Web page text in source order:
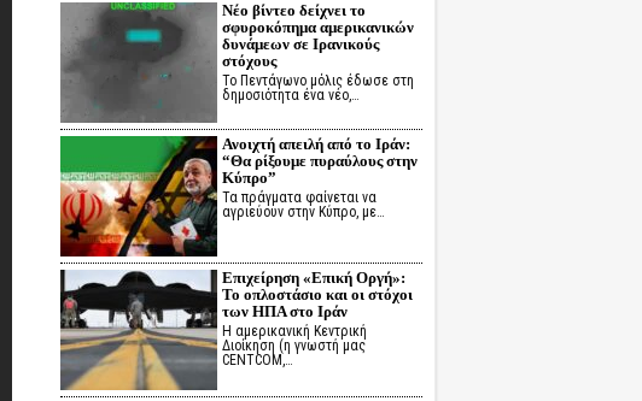
Νέο βίντεο δείχνει το
σφυροκόπημα αμερικανικών
δυνάμεων σε Ιρανικούς
στόχους
Το Πεντάγωνο μόλις έδωσε στη
δημοσιότητα ένα νέο,…
Ανοιχτή απειλή από το Ιράν:
“Θα ρίξουμε πυραύλους στην
Κύπρο”
Τα πράγματα φαίνεται να
αγριεύουν στην Κύπρο, με…
Επιχείρηση «Επική Οργή»:
Το οπλοστάσιο και οι στόχοι
των ΗΠΑ στο Ιράν
Η αμερικανική Κεντρική
Διοίκηση (η γνωστή μας
CENTCOM,…